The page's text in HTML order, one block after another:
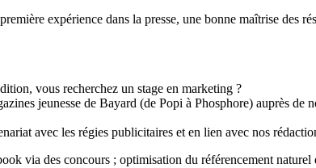
expérience dans la presse, une bonne maîtrise des
vous recherchez un stage en marketing ?
jeunesse de Bayard (de Popi à Phosphore) auprès de
avec les régies publicitaires et en lien avec nos
via des concours ; optimisation du référencement